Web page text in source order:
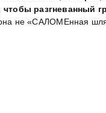
разгневанный
она не «САЛОМЕнная